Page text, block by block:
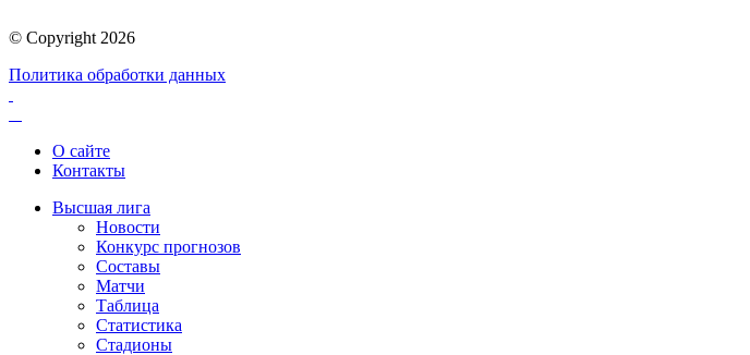
© Copyright 2026
Политика обработки данных
О сайте
Контакты
Высшая лига
Новости
Конкурс прогнозов
Составы
Матчи
Таблица
Статистика
Стадионы